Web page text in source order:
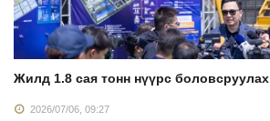
Жилд 1.8 сая тонн нүүрс боловсруулах
2026/07/06, 09:27